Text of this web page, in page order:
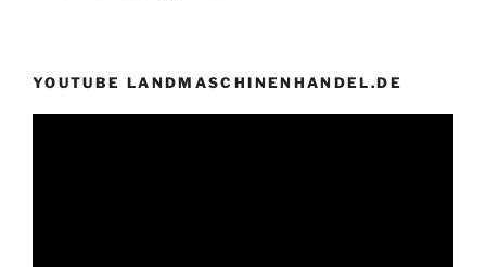
YOUTUBE LANDMASCHINENHANDEL.DE